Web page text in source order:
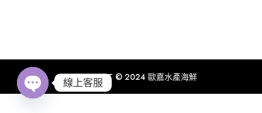
COPYRIGHT © 2024 歐嘉水產海鮮
線上客服